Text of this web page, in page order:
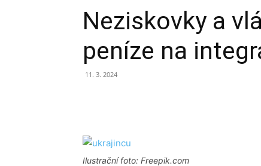
Neziskovky a
peníze na
11. 3. 2024
Ilustrační foto: Freepik.com